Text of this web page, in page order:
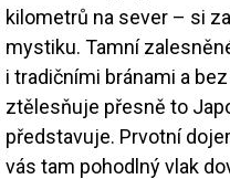
kilometrů na sever – si
mystiku. Tamní
i tradičními bránami a
ztělesňuje přesně to
představuje. Prvotní
vás tam pohodlný vlak